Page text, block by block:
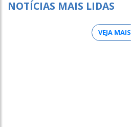
NOTÍCIAS MAIS LIDAS
VEJA MAIS